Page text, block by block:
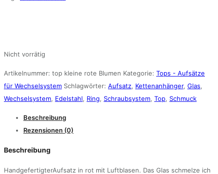
Nicht vorrätig
Artikelnummer: top kleine rote Blumen Kategorie: Tops - Aufsätze
für Wechselsystem Schlagwörter: Aufsatz, Kettenanhänger, Glas,
Wechselsystem, Edelstahl, Ring, Schraubsystem, Top, Schmuck
Beschreibung
Rezensionen (0)
Beschreibung
HandgefertigterAufsatz in rot mit Luftblasen. Das Glas schmelze ich